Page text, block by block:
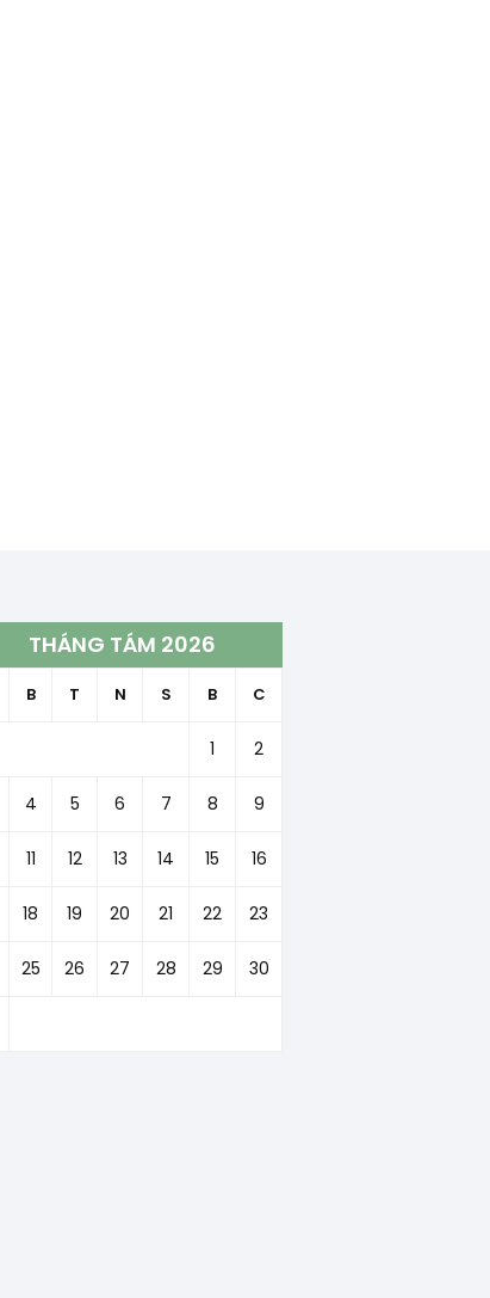
THÁNG TÁM 2026
B T N S B C
1 2
4 5 6 7 8 9
11 12 13 14 15 16
18 19 20 21 22 23
25 26 27 28 29 30
« Th3